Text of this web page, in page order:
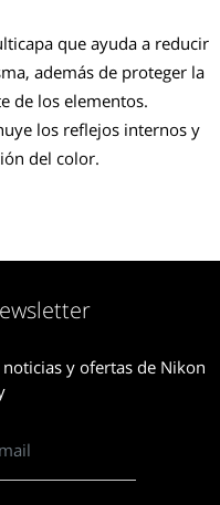
que ayuda a reducir
además de proteger la
de los elementos.
los reflejos internos y
del color.
y ofertas de Nikon